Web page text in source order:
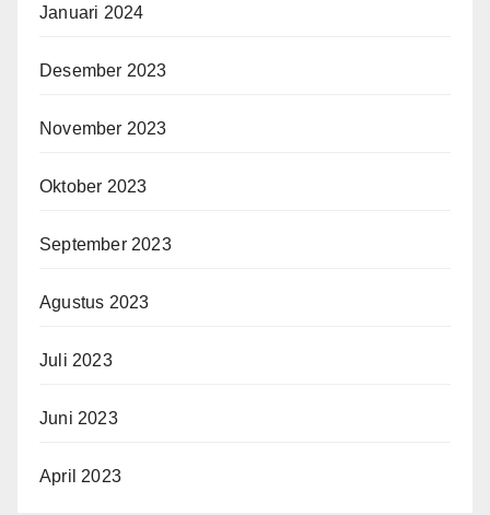
Januari 2024
Desember 2023
November 2023
Oktober 2023
September 2023
Agustus 2023
Juli 2023
Juni 2023
April 2023